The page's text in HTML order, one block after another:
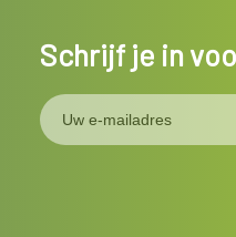
Schrijf je in